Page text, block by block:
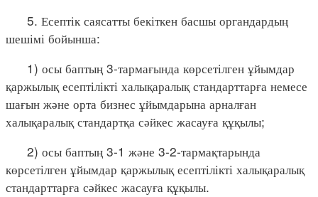
5. Есептік саясатты бекіткен басшы органдардың
шешімі бойынша:
1) осы баптың 3-тармағында көрсетілген ұйымдар
қаржылық есептілікті халықаралық стандарттарға немесе
шағын және орта бизнес ұйымдарына арналған
халықаралық стандартқа сәйкес жасауға құқылы;
2) осы баптың 3-1 және 3-2-тармақтарында
көрсетілген ұйымдар қаржылық есептілікті халықаралық
стандарттарға сәйкес жасауға құқылы.